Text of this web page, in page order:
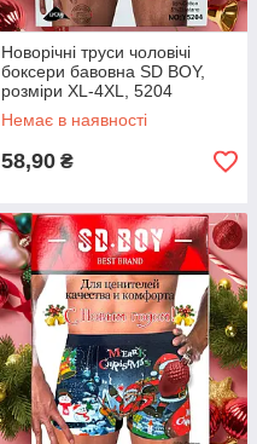
Новорічні труси чоловічі
боксери бавовна SD BOY,
розміри XL-4XL, 5204
Немає в наявності
58,90 ₴